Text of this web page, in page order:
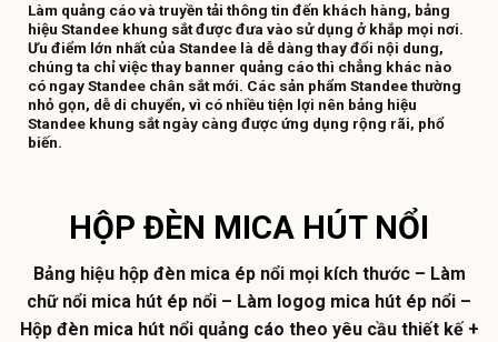
Làm quảng cáo và truyền tải thông tin đến khách hàng, bảng
hiệu Standee khung sắt được đưa vào sử dụng ở khắp mọi nơi.
Ưu điểm lớn nhất của Standee là dễ dàng thay đổi nội dung,
chúng ta chỉ việc thay banner quảng cáo thì chẳng khác nào
có ngay Standee chân sắt mới. Các sản phẩm Standee thường
nhỏ gọn, dễ di chuyển, vì có nhiều tiện lợi nên bảng hiệu
Standee khung sắt ngày càng được ứng dụng rộng rãi, phổ
biến.
HỘP ĐÈN MICA HÚT NỔI
Bảng hiệu hộp đèn mica ép nổi mọi kích thước – Làm
chữ nổi mica hút ép nổi – Làm logog mica hút ép nổi –
Hộp đèn mica hút nổi quảng cáo theo yêu cầu thiết kế +